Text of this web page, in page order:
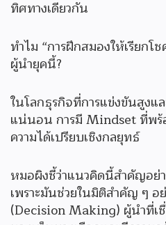
ทิศทางเดียวกัน
ทำไม “การฝึกสมองให้เรียก
ผู้นำยุคนี้?
ในโลกธุรกิจที่การแข่งขันสูงแ
แน่นอน การมี Mindset ที่พร้
ความได้เปรียบเชิงกลยุทธ์
หมอผิงชี้ว่าแนวคิดนี้สำคัญอย่
เพราะมันช่วยในมิติสำคัญ ๆ อ
(Decision Making) ผู้นำที่เชื่